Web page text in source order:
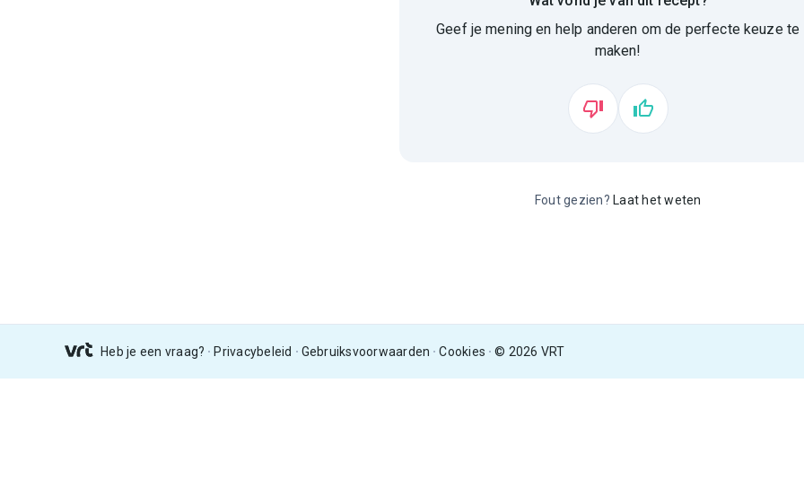
Geef je mening en help anderen om de perfecte keuze te
maken!
Fout gezien? Laat het weten
Heb je een vraag? Privacybeleid Gebruiksvoorwaarden Cookies © 2026 VRT